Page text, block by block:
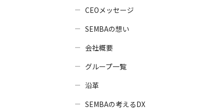
CEOメッセージ
SEMBAの想い
会社概要
グループ一覧
沿革
SEMBAの考えるDX